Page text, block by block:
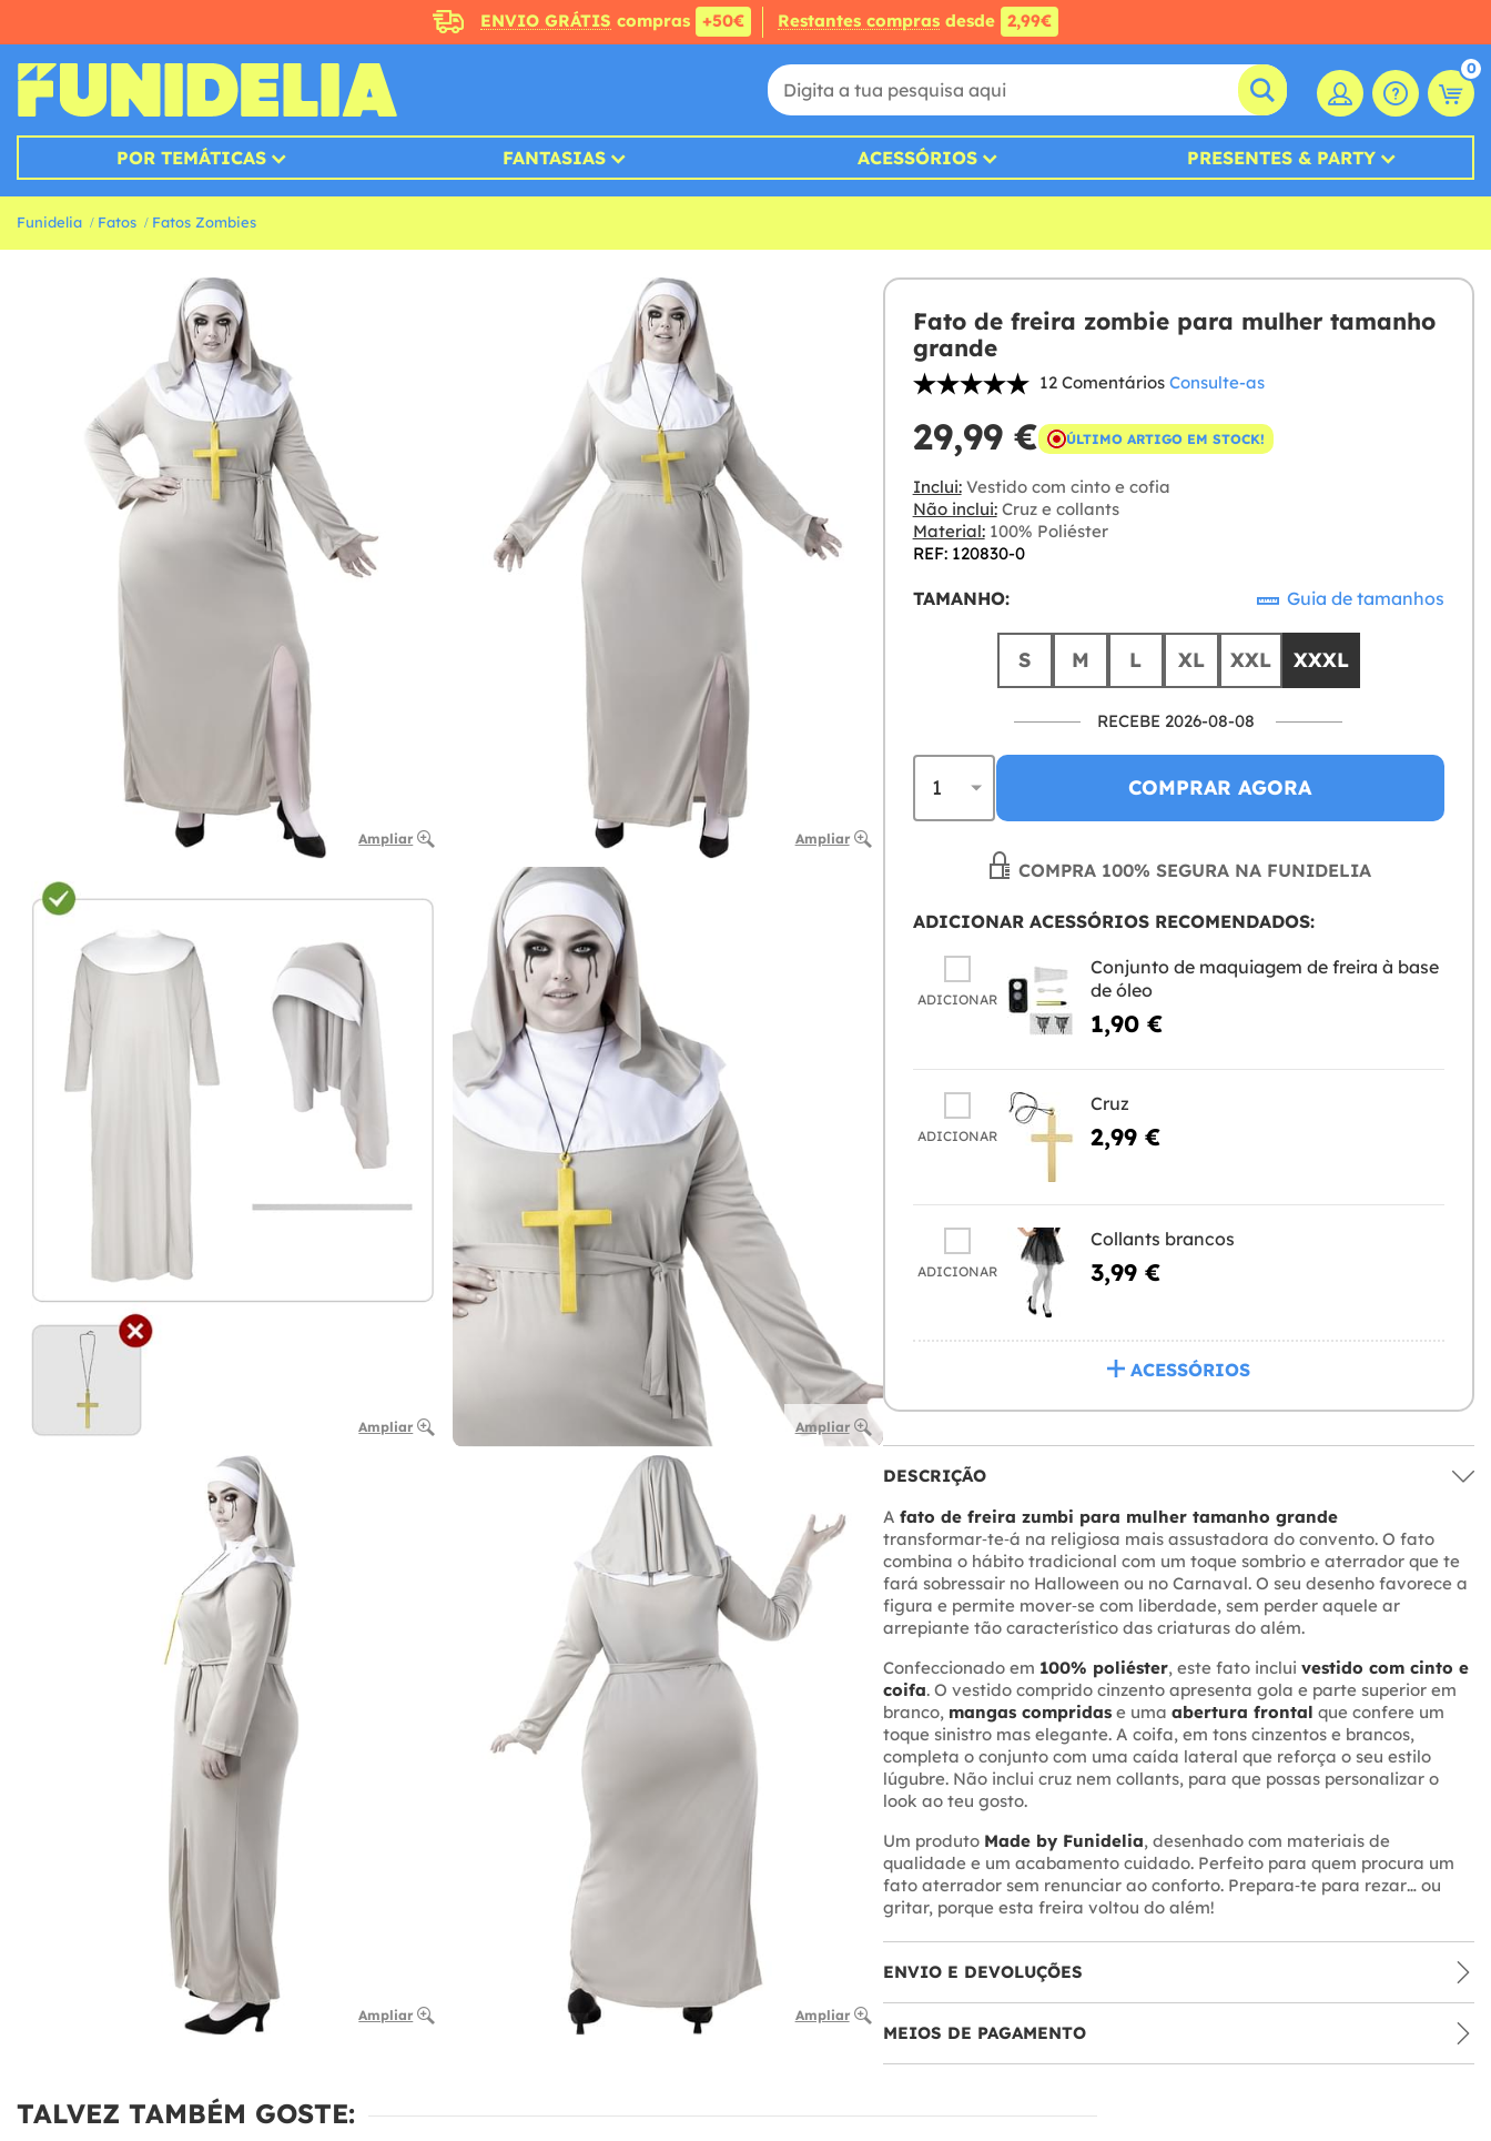
ENVIO GRÁTIS compras +50€ Restantes compras desde 2,99€
0
POR TEMÁTICAS FANTASIAS ACESSÓRIOS PRESENTES & PARTY
Funidelia Fatos Fatos Zombies
Ampliar Ampliar
Ampliar Ampliar
Ampliar Ampliar
Fato de freira zombie para mulher tamanho
grande
12 Comentários Consulte-as
29,99 € ÚLTIMO ARTIGO EM STOCK!
Inclui:Vestido com cinto e cofia
Não inclui:Cruz e collants
Material:100% Poliéster
REF: 120830-0
TAMANHO: Guia de tamanhos
S M L XL XXL XXXL
RECEBE 2026-08-08
COMPRAR AGORA
COMPRA 100% SEGURA NA FUNIDELIA
ADICIONAR ACESSÓRIOS RECOMENDADOS:
ADICIONAR
Conjunto de maquiagem de freira à base
de óleo
1,90 €
ADICIONAR
Cruz
2,99 €
ADICIONAR
Collants brancos
3,99 €
ACESSÓRIOS
DESCRIÇÃO
A fato de freira zumbi para mulher tamanho grande
transformar‑te‑á na religiosa mais assustadora do convento. O fato
combina o hábito tradicional com um toque sombrio e aterrador que te
fará sobressair no Halloween ou no Carnaval. O seu desenho favorece a
figura e permite mover‑se com liberdade, sem perder aquele ar
arrepiante tão característico das criaturas do além.
Confeccionado em 100% poliéster, este fato inclui vestido com cinto e
coifa. O vestido comprido cinzento apresenta gola e parte superior em
branco, mangas compridase uma abertura frontal que confere um
toque sinistro mas elegante. A coifa, em tons cinzentos e brancos,
completa o conjunto com uma caída lateral que reforça o seu estilo
lúgubre. Não inclui cruz nem collants, para que possas personalizar o
look ao teu gosto.
Um produto Made by Funidelia, desenhado com materiais de
qualidade e um acabamento cuidado. Perfeito para quem procura um
fato aterrador sem renunciar ao conforto. Prepara‑te para rezar… ou
gritar, porque esta freira voltou do além!
ENVIO E DEVOLUÇÕES
MEIOS DE PAGAMENTO
TALVEZ TAMBÉM GOSTE: